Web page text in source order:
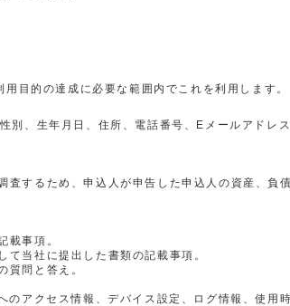
目的の達成に必要な範囲内でこれを利用します。
、生年月日、住所、電話番号、Eメールアドレ
するため、申込人が申告した申込人の資産、負
載事項。
当社に提出した書類の記載事項。
質問と答え。
アクセス情報、デバイス設定、ログ情報、使用